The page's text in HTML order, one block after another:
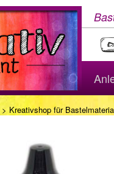
> Kreativshop für